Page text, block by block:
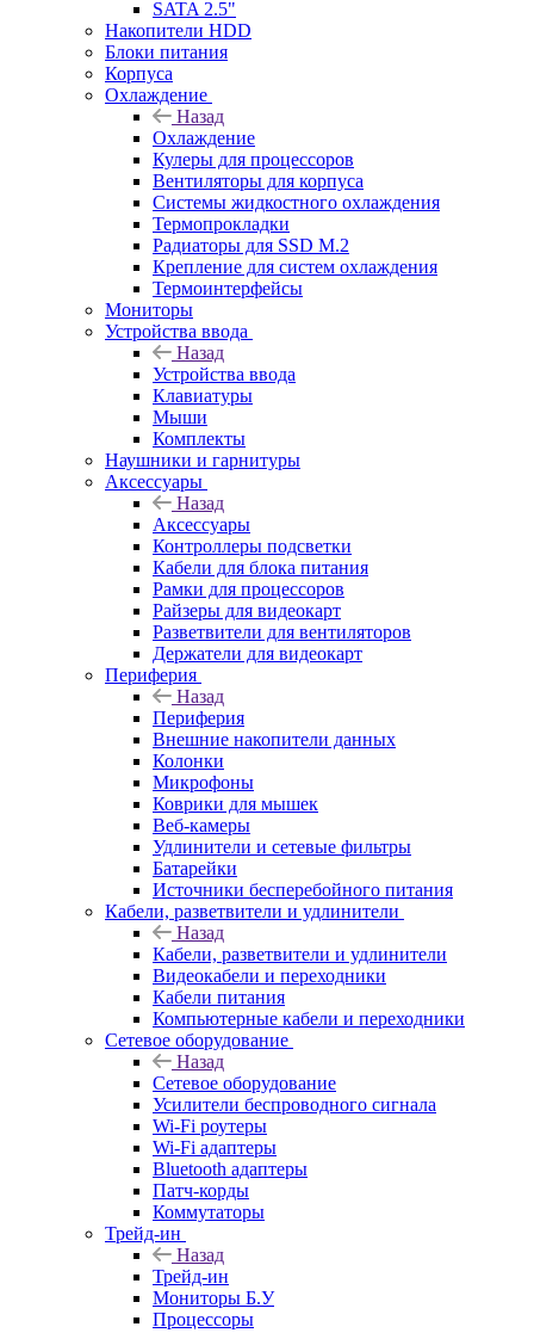
SATA 2.5"
Накопители HDD
Блоки питания
Корпуса
Охлаждение
Назад
Охлаждение
Кулеры для процессоров
Вентиляторы для корпуса
Системы жидкостного охлаждения
Термопрокладки
Радиаторы для SSD M.2
Крепление для систем охлаждения
Термоинтерфейсы
Мониторы
Устройства ввода
Назад
Устройства ввода
Клавиатуры
Мыши
Комплекты
Наушники и гарнитуры
Аксессуары
Назад
Аксессуары
Контроллеры подсветки
Кабели для блока питания
Рамки для процессоров
Райзеры для видеокарт
Разветвители для вентиляторов
Держатели для видеокарт
Периферия
Назад
Периферия
Внешние накопители данных
Колонки
Микрофоны
Коврики для мышек
Веб-камеры
Удлинители и сетевые фильтры
Батарейки
Источники бесперебойного питания
Кабели, разветвители и удлинители
Назад
Кабели, разветвители и удлинители
Видеокабели и переходники
Кабели питания
Компьютерные кабели и переходники
Сетевое оборудование
Назад
Сетевое оборудование
Усилители беспроводного сигнала
Wi-Fi роутеры
Wi-Fi адаптеры
Bluetooth адаптеры
Патч-корды
Коммутаторы
Трейд-ин
Назад
Трейд-ин
Мониторы Б.У
Процессоры